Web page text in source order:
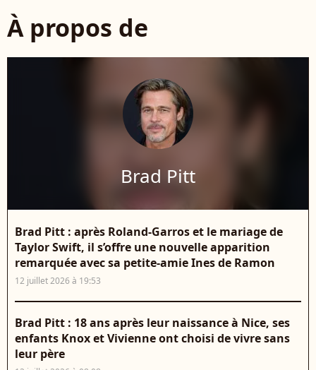
À propos de
Brad Pitt
Brad Pitt : après Roland-Garros et le mariage de
Taylor Swift, il s’offre une nouvelle apparition
remarquée avec sa petite-amie Ines de Ramon
12 juillet 2026 à 19:53
Brad Pitt : 18 ans après leur naissance à Nice, ses
enfants Knox et Vivienne ont choisi de vivre sans
leur père